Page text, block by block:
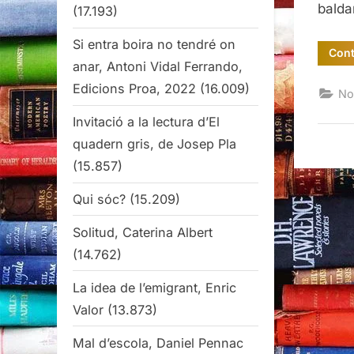
(17.193)
Si entra boira no tendré on
anar, Antoni Vidal Ferrando,
Edicions Proa, 2022 (16.009)
Invitació a la lectura d’El
quadern gris, de Josep Pla
(15.857)
Qui sóc? (15.209)
Solitud, Caterina Albert
(14.762)
La idea de l’emigrant, Enric
Valor (13.873)
Mal d’escola, Daniel Pennac